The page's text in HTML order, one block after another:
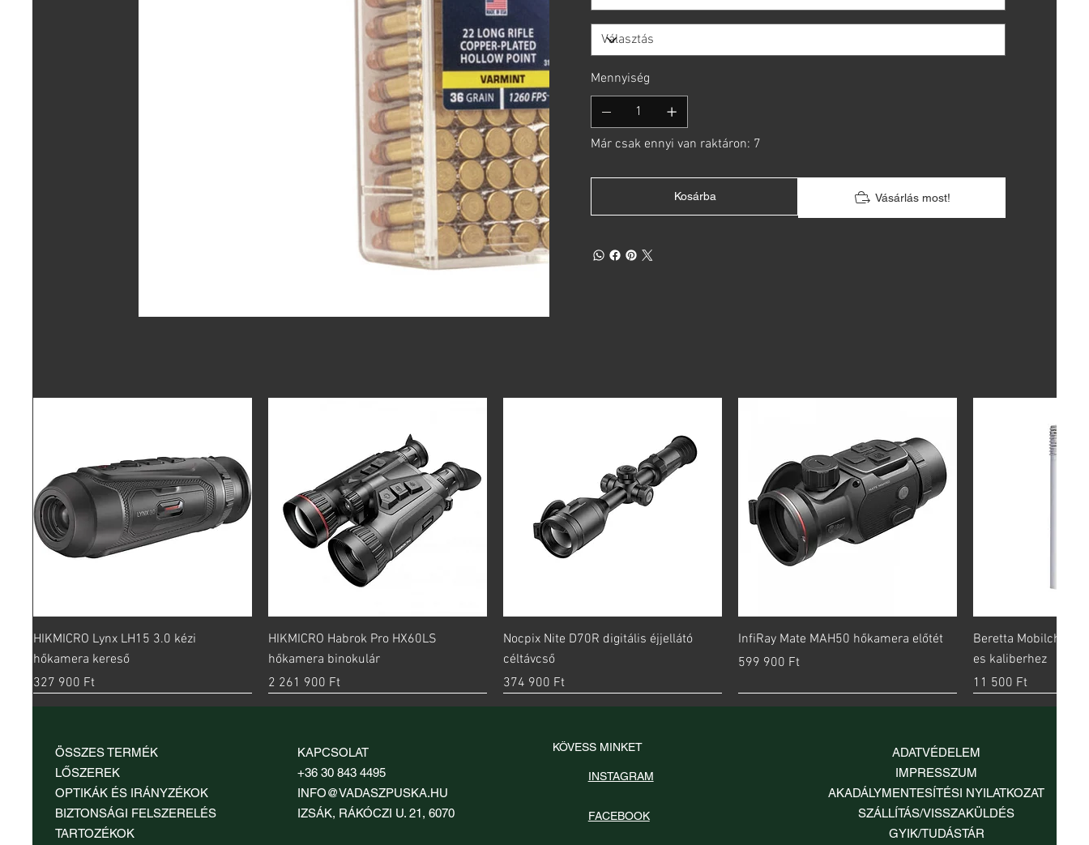
Mennyiség
Már csak ennyi van raktáron: 7
Kosárba Vásárlás most!
Gyorsnézet
HIKMICRO Lynx LH15 3.0 kézi
hőkamera kereső
Ár
327 900 Ft
Gyorsnézet
HIKMICRO Habrok Pro HX60LS
hőkamera binokulár
Ár
2 261 900 Ft
Gyorsnézet
Nocpix Nite D70R digitális éjjellátó
céltávcső
Ár
374 900 Ft
Gyorsnézet
InfiRay Mate MAH50 hőkamera előtét
Ár
599 900 Ft
Beretta Mobilchoke
es kaliberhez
Ár
11 500 Ft
új
ADATVÉDELEM
IMPRESSZUM
AKADÁLYMENTESÍTÉSI NYILATKOZAT
SZÁLLÍTÁS/VISSZAKÜLDÉS
GYIK/TUDÁSTÁR
ÖSSZES TERMÉK
LŐSZEREK
OPTIKÁK ÉS IRÁNYZÉKOK
BIZTONSÁGI FELSZERELÉS
TARTOZÉKOK
KÖVESS MINKET
INSTAGRAM
FACEBOOK
KAPCSOLAT
+36 30 843 4495
INFO@VADASZPUSKA.HU
IZSÁK, RÁKÓCZI U. 21, 6070